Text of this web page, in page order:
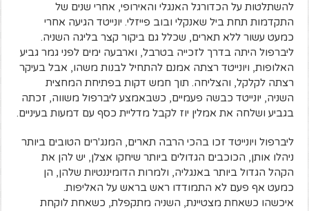
להשתלטות על הכדורגל האנגלי והאירופי, אחרי שנים של
התקדמות תחת ביל שאנקלי ובוב פייזלי. יונייטד הגיעה אחרי
כמעט עשור ללא תארים, שכלל גם ביקור קצר בליגה השניה.
ליברפול היתה בדרך לזכייה בטרבל, וארבעה ימים לפני גמר גביע
האלופות, ויונייטד רצתה אמנם להתחיל לבנות משהו, אבל בעיקר
רצתה לקלקל, והצליחה. תוך חמש דקות בפתיחת המחצית
השניה, יונייטד כבשה פעמיים, כשבאמצע ליברפול משווה, זכתה
בגביע ושלחה את אמלין יוז לקבל מדליית כסף עם דמעות בעיניים.
ליברפול ויונייטד זכו בהכי הרבה תארים, המנג'רים הטובים ביותר
ניהלו אותן, הכוכבים הגדולים ביותר שיחקו אצלן, יש להן את
הקהל הגדול ביותר באנגליה, ולמרות הדומיננטיות שלהן, הן
כמעט אף פעם לא התמודדו ראש בראש על האליפות.
איכשהו כשאחת מצטיינת, השניה מתקפלת, כשאחת לוקחת